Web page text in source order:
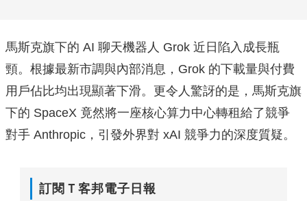
馬斯克旗下的 AI 聊天機器人 Grok 近日陷入成長瓶
頸。根據最新市調與內部消息，Grok 的下載量與付費
用戶佔比均出現顯著下滑。更令人驚訝的是，馬斯克旗
下的 SpaceX 竟然將一座核心算力中心轉租給了競爭
對手 Anthropic，引發外界對 xAI 競爭力的深度質疑。
訂閱Ｔ客邦電子日報